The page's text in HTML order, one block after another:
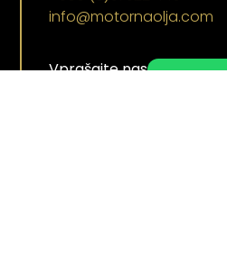
info@motornaolja.com
Vprašajte nas